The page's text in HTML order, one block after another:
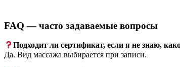
FAQ — часто задаваемые вопросы
Подходит ли сертификат, если я не знаю,
Да. Вид массажа выбирается при записи.